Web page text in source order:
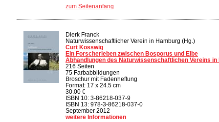
zum Seitenanfang
Dierk Franck
Naturwissenschaftlicher Verein in Hamburg (Hg.)
Curt Kosswig
Ein Forscherleben zwischen Bosporus und Elbe
Abhandlungen des Naturwissenschaftlichen Vereins in
216 Seiten
75 Farbabbildungen
Broschur mit Fadenheftung
Format: 17 x 24.5 cm
30.00 €
ISBN 10: 3-86218-037-9
ISBN 13: 978-3-86218-037-0
September 2012
weitere Informationen